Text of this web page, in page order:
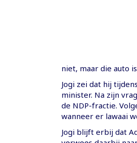
niet, maar die auto
Jogi zei dat hij
minister. Na zijn
de NDP-fractie.
wanneer er lawaai
Jogi blijft erbij dat